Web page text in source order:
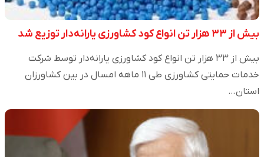
بیش از ۳۳ هزار تن انواع کود کشاورزی یارانه‌دار توزیع شد
بیش از ۳۳ هزار تن انواع کود کشاورزی یارانه‌دار توسط شرکت
خدمات حمایتی کشاورزی طی ۱۱ ماهه امسال در بین کشاورزان
استان…